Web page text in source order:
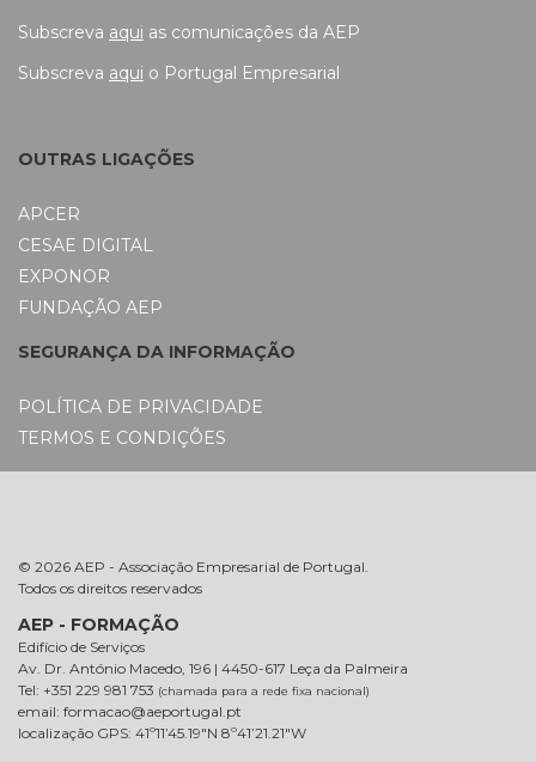
Subscreva aqui as comunicações da AEP
Subscreva aqui o Portugal Empresarial
OUTRAS LIGAÇÕES
APCER
CESAE DIGITAL
EXPONOR
FUNDAÇÃO AEP
SEGURANÇA DA INFORMAÇÃO
POLÍTICA DE PRIVACIDADE
TERMOS E CONDIÇÕES
© 2026 AEP - Associação Empresarial de Portugal.
Todos os direitos reservados
AEP - FORMAÇÃO
Edifício de Serviços
Av. Dr. António Macedo, 196 | 4450-617 Leça da Palmeira
Tel: +351 229 981 753 (chamada para a rede fixa nacional)
email: formacao@aeportugal.pt
localização GPS: 41º11’45.19″N 8º41’21.21″W